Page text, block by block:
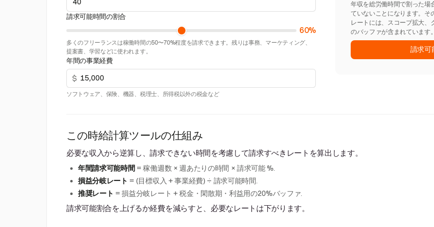
請求可能時間の割合
60%
多くのフリーランスは稼働時間の50〜70%程度を請求できます。残りは事務、マーケティング、
提案書、学習などに使われます。
年間の事業経費
$
ソフトウェア、保険、機器、税理士、所得税以外の税金など
年収を総労働時間で割った
ていないことになります。そ
レートには、スコープ拡大
のバッファが含まれています。
請求可
この時給計算ツールの仕組み
必要な収入から逆算し、請求できない時間を考慮して請求すべきレートを算出します。
年間請求可能時間 = 稼働週数 × 週あたりの時間 × 請求可能 %.
損益分岐レート = (目標収入 + 事業経費) ÷ 請求可能時間.
推奨レート = 損益分岐レート + 税金・閑散期・利益用の20%バッファ.
請求可能割合を上げるか経費を減らすと、必要なレートは下がります。